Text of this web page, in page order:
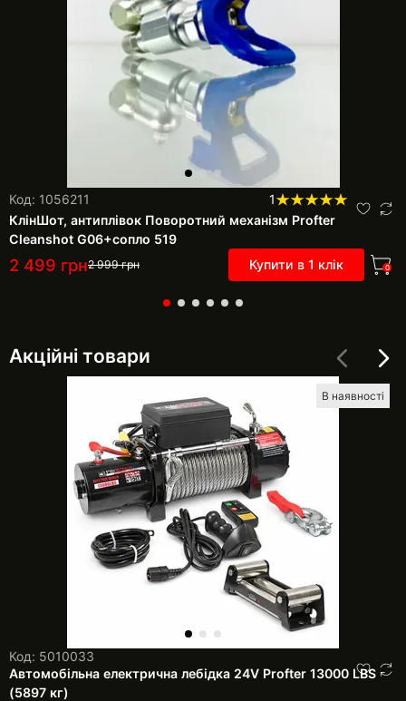
Код: 1056211
1
КлінШот, антиплівок Поворотний механізм Profter
Cleanshot G06+сопло 519
2 499 грн2 999грн Купити в 1 клік 0
Акційні товари
В наявності
Код: 5010033
Автомобільна електрична лебідка 24V Profter 13000 LBS
(5897 кг)